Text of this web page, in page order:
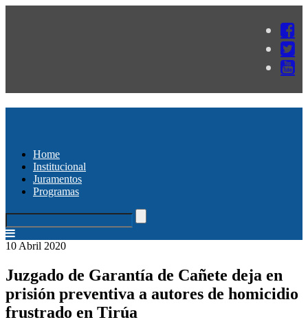
Home
Institucional
Juramentos
Programas
10 Abril 2020
Juzgado de Garantía de Cañete deja en
prisión preventiva a autores de homicidio
frustrado en Tirúa